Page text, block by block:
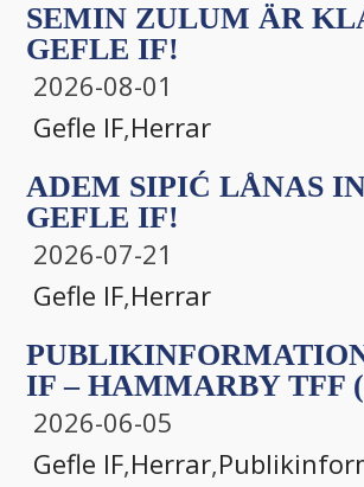
SEMIN ZULUM ÄR
GEFLE IF!
2026-08-01
Gefle IF,Herrar
ADEM SIPIĆ LÅNAS
GEFLE IF!
2026-07-21
Gefle IF,Herrar
IF – HAMMARBY TFF
2026-06-05
Gefle IF,Herrar,